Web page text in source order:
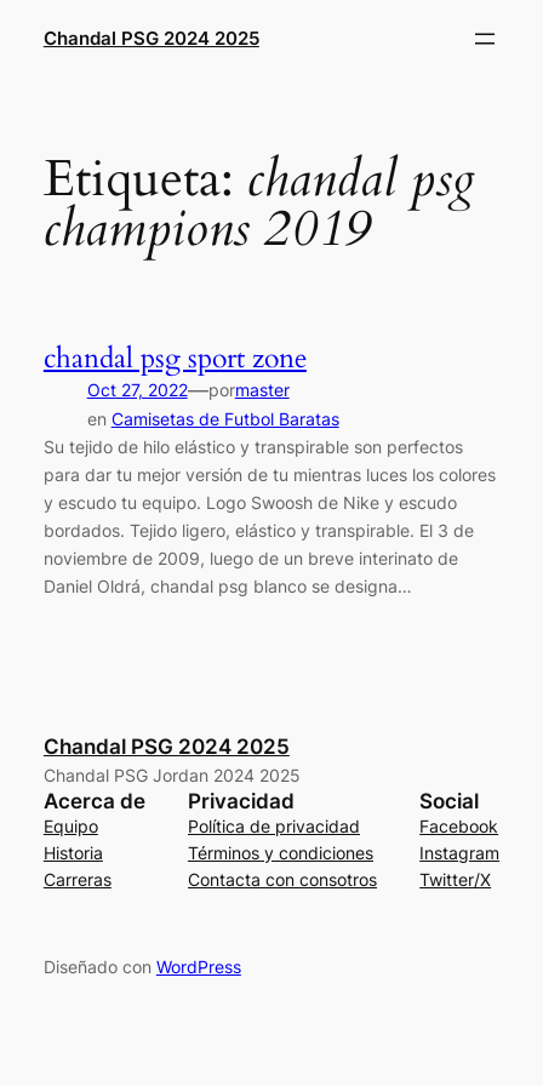
Chandal PSG 2024 2025
Etiqueta: chandal psg
champions 2019
chandal psg sport zone
Oct 27, 2022—pormaster
en Camisetas de Futbol Baratas
Su tejido de hilo elástico y transpirable son perfectos
para dar tu mejor versión de tu mientras luces los colores
y escudo tu equipo. Logo Swoosh de Nike y escudo
bordados. Tejido ligero, elástico y transpirable. El 3 de
noviembre de 2009, luego de un breve interinato de
Daniel Oldrá, chandal psg blanco se designa…
Chandal PSG 2024 2025
Chandal PSG Jordan 2024 2025
Acerca de
Equipo
Historia
Carreras
Privacidad
Política de privacidad
Términos y condiciones
Contacta con consotros
Social
Facebook
Instagram
Twitter/X
Diseñado con WordPress